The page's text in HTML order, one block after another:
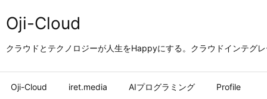
Oji-Cloud
クラウドとテクノロジーが人生をHappyにする。クラウドインテグ
Oji-Cloud iret.media AIプログラミング Profile